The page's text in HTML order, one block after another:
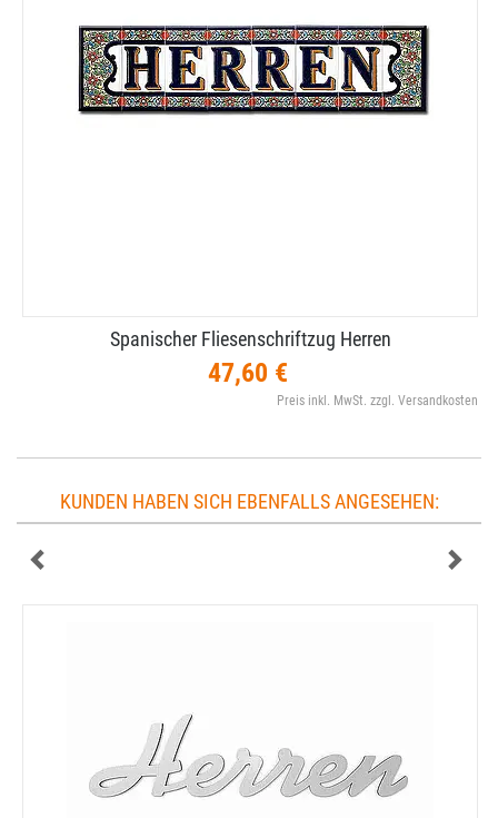
Spanischer Fliesenschriftzug Herren
47,60 €
Preis inkl. MwSt. zzgl. Versandkosten
KUNDEN HABEN SICH EBENFALLS ANGESEHEN: